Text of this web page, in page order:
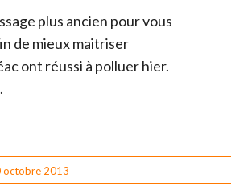
plus ancien pour vous
de mieux maitriser
ont réussi à polluer hier.
octobre 2013